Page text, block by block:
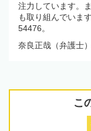
注力しています。
も取り組んでいます
54476。
奈良正哉（弁護士
こ